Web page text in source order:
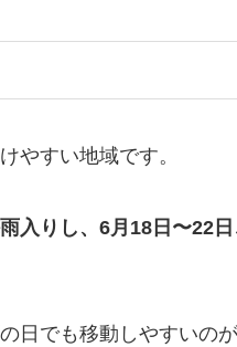
やすい地域です。
入りし、6月18日〜22
日でも移動しやすいのが